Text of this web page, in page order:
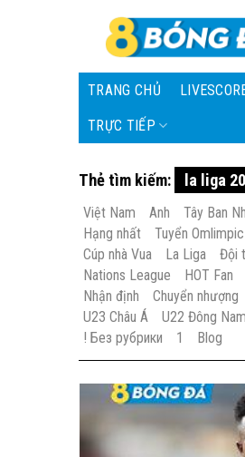
content
TRANG CHỦ
TRỰC TIẾP
Thẻ tìm kiếm: la liga
Việt Nam Anh Tây Ban
Hạng nhất
Tuyển Omlimpic
Cúp nhà Vua
La Liga Đội
Nations League
HOT Fan
Nhận định
Chuyển nhượng
U23 Châu Á
U22 Đông
! Без рубрики
1 Blog